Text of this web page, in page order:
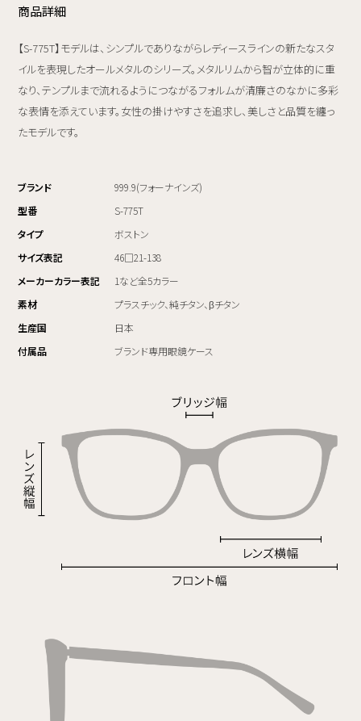
商品詳細
【S-775T】モデルは、シンプルでありながらレディースラインの新たなスタ
イルを表現したオールメタルのシリーズ。メタルリムから智が立体的に重
なり、テンプルまで流れるようにつながるフォルムが清廉さのなかに多彩
な表情を添えています。女性の掛けやすさを追求し、美しさと品質を纏っ
たモデルです。
ブランド
999.9(フォーナインズ)
型番
S-775T
タイプ
ボストン
サイズ表記
46□21-138
メーカーカラー表記
1など全5カラー
素材
プラスチック、純チタン、βチタン
生産国
日本
付属品
ブランド専用眼鏡ケース